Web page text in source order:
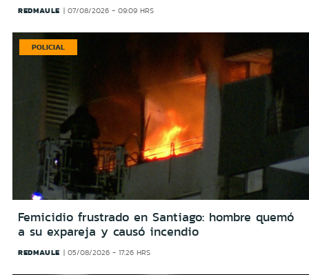
REDMAULE 07/08/2026 - 09:09 HRS
POLICIAL
Femicidio frustrado en Santiago: hombre quemó
a su expareja y causó incendio
REDMAULE 05/08/2026 - 17:26 HRS